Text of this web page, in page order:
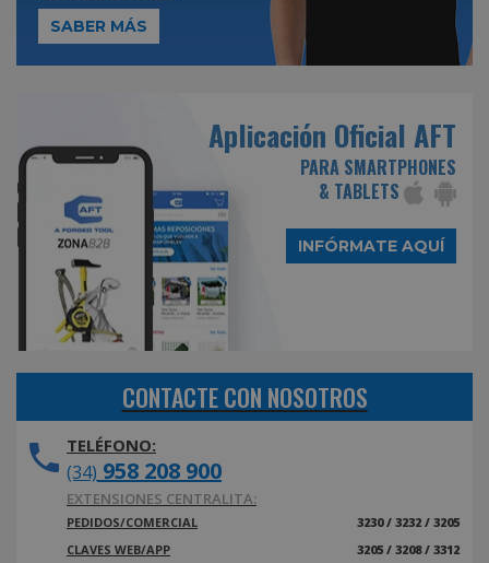
SABER MÁS
Aplicación Oficial AFT
PARA SMARTPHONES
& TABLETS
INFÓRMATE AQUÍ
CONTACTE CON NOSOTROS
TELÉFONO:
(34) 958 208 900
EXTENSIONES CENTRALITA:
PEDIDOS/COMERCIAL
3230 / 3232 / 3205
CLAVES WEB/APP
3205 / 3208 / 3312